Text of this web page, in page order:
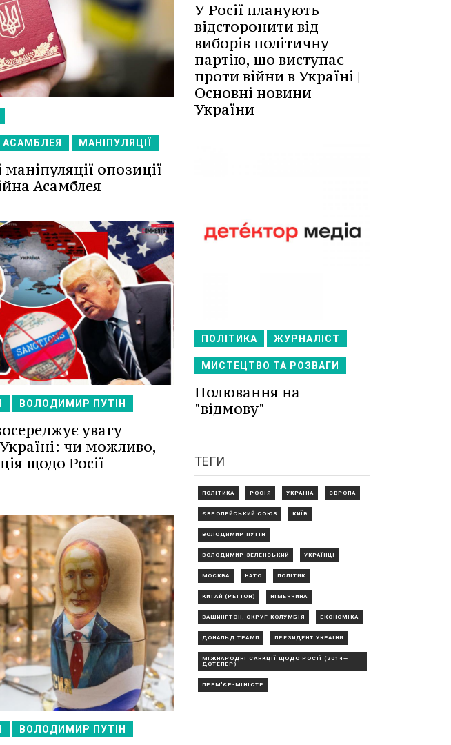
АСАМБЛЕЯ МАНІПУЛЯЦІЇ
опозиції
Асамблея
ВОЛОДИМИР ПУТІН
увагу
чи можливо,
щодо Росії
ВОЛОДИМИР ПУТІН
У Росії планують
відсторонити від
виборів політичну
партію, що виступає
проти війни в Україні |
Основні новини
України
ПОЛІТИКА ЖУРНАЛІСТ
МИСТЕЦТВО ТА РОЗВАГИ
Полювання на
"відмову"
ТЕГИ
ПОЛІТИКА РОСІЯ УКРАЇНА ЄВРОПА
ЄВРОПЕЙСЬКИЙ СОЮЗ КИЇВ
ВОЛОДИМИР ПУТІН
ВОЛОДИМИР ЗЕЛЕНСЬКИЙ УКРАЇНЦІ
МОСКВА НАТО ПОЛІТИК
КИТАЙ (РЕГІОН) НІМЕЧЧИНА
ВАШИНГТОН, ОКРУГ КОЛУМБІЯ ЕКОНОМІКА
ДОНАЛЬД ТРАМП ПРЕЗИДЕНТ УКРАЇНИ
МІЖНАРОДНІ САНКЦІЇ ЩОДО РОСІЇ (2014—
ДОТЕПЕР)
ПРЕМ'ЄР-МІНІСТР